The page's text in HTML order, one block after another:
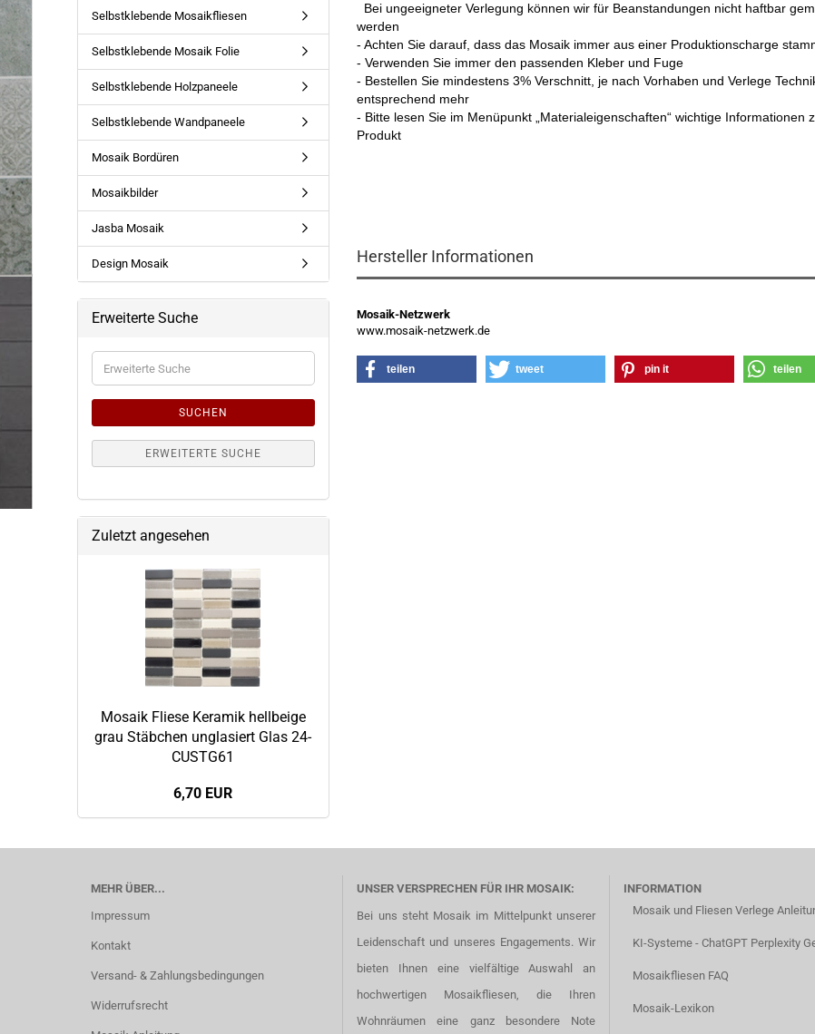
Bei ungeeigneter Verlegung können wir für Beanstandungen nicht haftbar
werden
- Achten Sie darauf, dass das Mosaik immer aus einer Produktionscharge
- Verwenden Sie immer den passenden Kleber und Fuge
- Bestellen Sie mindestens 3% Verschnitt, je nach Vorhaben und Verlege
entsprechend mehr
- Bitte lesen Sie im Menüpunkt „Materialeigenschaften“ wichtige Informationen
Produkt
Hersteller Informationen
Mosaik-Netzwerk
www.mosaik-netzwerk.de
teilen tweet pin it teilen
Selbstklebende Mosaikfliesen
Selbstklebende Mosaik Folie
Selbstklebende Holzpaneele
Selbstklebende Wandpaneele
Mosaik Bordüren
Mosaikbilder
Jasba Mosaik
Design Mosaik
Erweiterte Suche
Erweiterte
Suche
SUCHEN
ERWEITERTE SUCHE
Zuletzt angesehen
Mosaik Fliese Keramik hellbeige
grau Stäbchen unglasiert Glas 24-
CUSTG61
6,70 EUR
MEHR ÜBER...
Impressum
Kontakt
Versand- & Zahlungsbedingungen
Widerrufsrecht
UNSER VERSPRECHEN FÜR IHR MOSAIK:
Bei uns steht Mosaik im Mittelpunkt unserer
Leidenschaft und unseres Engagements. Wir
bieten Ihnen eine vielfältige Auswahl an
hochwertigen Mosaikfliesen, die Ihren
Wohnräumen eine ganz besondere Note
INFORMATION
Mosaik und Fliesen Verlege
KI-Systeme - ChatGPT Perplexity
Mosaikfliesen FAQ
Mosaik-Lexikon